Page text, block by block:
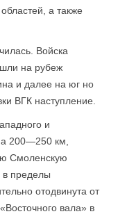
а также
Войска
на рубеж
и далее на юг но
ВГК наступление.
и
200—250 км,
Смоленскую
в пределы
отодвинута от
вала» в